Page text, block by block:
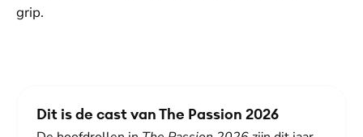
grip.
Dit is de cast van The Passion 2026